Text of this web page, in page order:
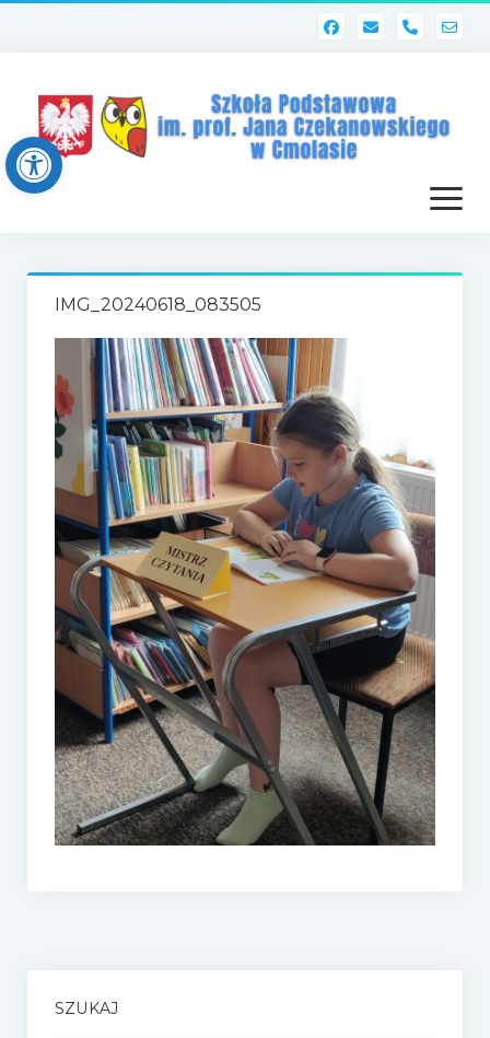
Open toolbar
phone
otwórz
menu
Dziennik elektroniczny (Librus)
Dla nauczycieli
Poczta szkolna
Dziennik elektroniczny
e-Rada
Logowanie
IMG_20240618_083505
SZUKAJ